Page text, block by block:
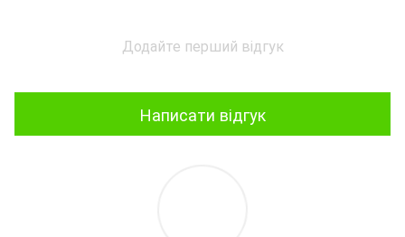
Додайте перший відгук
Написати відгук